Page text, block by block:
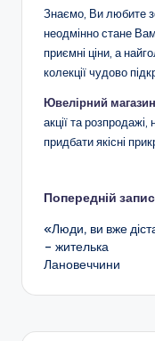
Знаємо, Ви любите
неодмінно стане
приємні ціни, а
колекції чудово
Ювелірний
акції та
придбати якісні
Навігація
по
запису
Попередній запис
«Люди, ви вже
– жителька
Лановеччини